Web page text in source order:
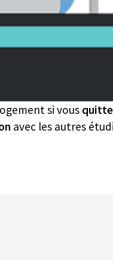
si vous
avec les autres